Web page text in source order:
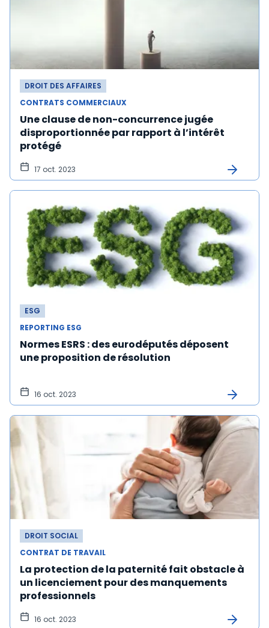
DROIT DES AFFAIRES
CONTRATS COMMERCIAUX
Une clause de non-concurrence jugée
disproportionnée par rapport à l’intérêt
protégé
17 oct. 2023
ESG
REPORTING ESG
Normes ESRS : des eurodéputés déposent
une proposition de résolution
16 oct. 2023
DROIT SOCIAL
CONTRAT DE TRAVAIL
La protection de la paternité fait obstacle à
un licenciement pour des manquements
professionnels
16 oct. 2023